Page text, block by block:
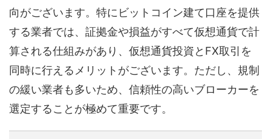
向がございます。特にビットコイン建て口座を提供
する業者では、証拠金や損益がすべて仮想通貨で計
算される仕組みがあり、仮想通貨投資とFX取引を
同時に行えるメリットがございます。ただし、規制
の緩い業者も多いため、信頼性の高いブローカーを
選定することが極めて重要です。